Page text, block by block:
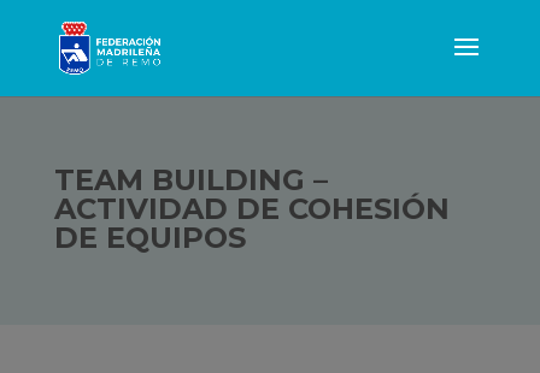
TEAM BUILDING –
ACTIVIDAD DE COHESIÓN
DE EQUIPOS